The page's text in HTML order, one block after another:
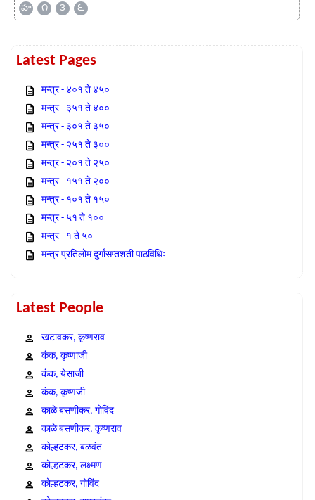
హ
౧ ౩ ౬
Latest Pages
मन्त्र - ४०१ ते ४५०
मन्त्र - ३५१ ते ४००
मन्त्र - ३०१ ते ३५०
मन्त्र - २५१ ते ३००
मन्त्र - २०१ ते २५०
मन्त्र - १५१ ते २००
मन्त्र - १०१ ते १५०
मन्त्र - ५१ ते १००
मन्त्र - १ ते ५०
मन्त्र प्रतिलोम दुर्गासप्तशती पाठविधिः
Latest People
खटावकर, कृष्णराव
कंक, कृष्णाजी
कंक, येसाजी
कंक, कृष्णजी
काळे बसणीकर, गोविंद
काळे बसणीकर, कृष्णराव
कोल्हटकर, बळवंत
कोल्हटकर, लक्ष्मण
कोल्हटकर, गोविंद